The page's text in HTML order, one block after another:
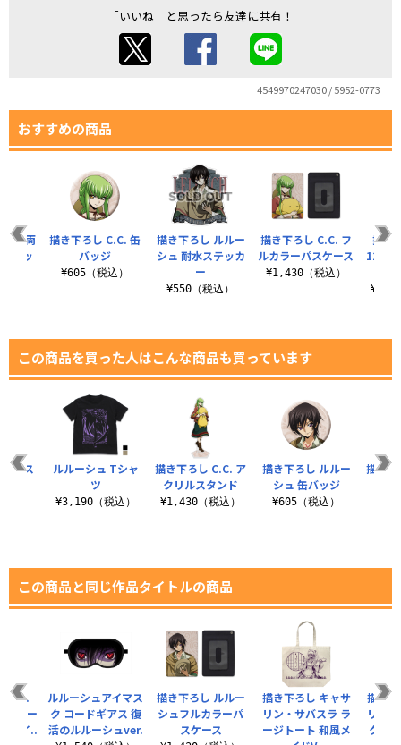
「いいね」と思ったら友達に共有！
4549970247030 / 5952-0773
おすすめの商品
描き下ろし ルルー
シュ 耐水ステッカ
ー
¥550（税込）
描き下ろし C.C. フ
ルカラーパスケース
¥1,430（税込）
描き
両
ィッ
描き下ろし C.C. 缶
バッジ
¥605（税込）
この商品を買った人はこんな商品も買っています
描き下ろし C.C. ア
クリルスタンド
¥1,430（税込）
描き下ろし ルルー
シュ 缶バッジ
¥605（税込）
描き下
ルス
ルルーシュ Tシャ
ツ
¥3,190（税込）
この商品と同じ作品タイトルの商品
描き下ろし ルルー
シュフルカラーパ
スケース
描き下ろし キャサ
リン・サバスラ ラ
ージトート 和風メ
描き
リン
クリ
C.C.
プレー
ダイ..
ルルーシュアイマス
ク コードギアス 復
活のルルーシュver.